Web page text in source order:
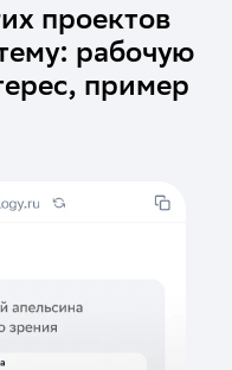
проектов
рабочую
пример